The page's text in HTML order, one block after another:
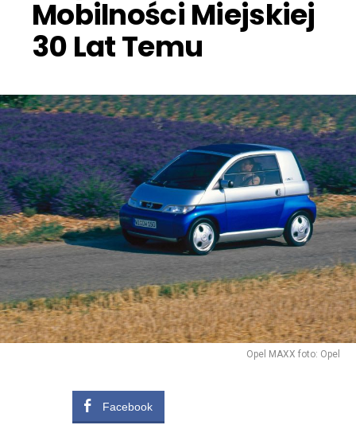
Mobilności Miejskiej
30 Lat Temu
Opel MAXX foto: Opel
Facebook